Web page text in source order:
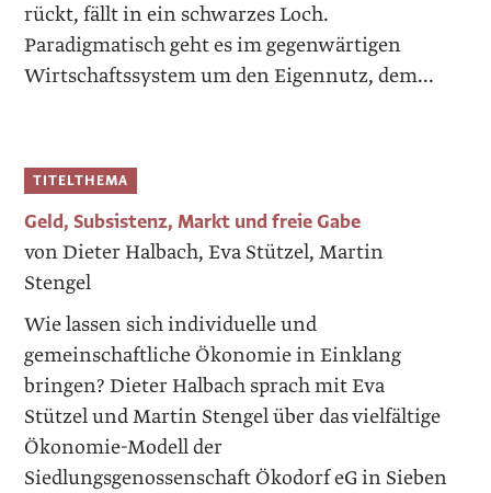
rückt, fällt in ein schwarzes Loch.
Paradigmatisch geht es im ­gegenwärtigen
Wirtschaftssystem um den Eigennutz, dem...
TITELTHEMA
Geld, Subsistenz, Markt und freie Gabe
von Dieter Halbach, Eva Stützel, Martin
Stengel
Wie lassen sich individuelle und
gemeinschaftliche Ökonomie in Einklang
bringen? Dieter Halbach sprach mit Eva
Stützel und Martin Stengel über das vielfältige
Ökonomie-Modell der
Siedlungsgenossenschaft Ökodorf eG in Sieben